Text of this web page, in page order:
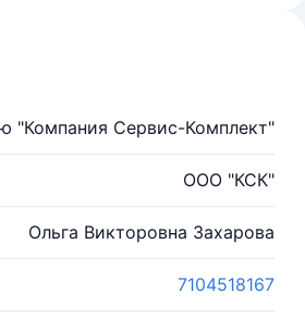
"Компания Сервис-Комплект"
ООО "КСК"
Ольга Викторовна Захарова
7104518167